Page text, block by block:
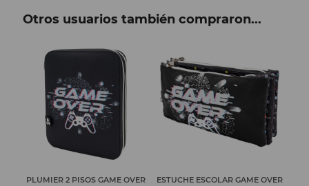
Otros usuarios también compraron...
PLUMIER 2 PISOS GAME OVER ESTUCHE ESCOLAR GAME OVER